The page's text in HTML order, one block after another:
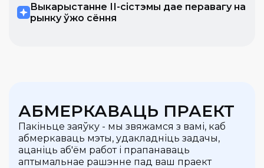
Выкарыстанне ІІ-сістэмы дае перавагу на
рынку ўжо сёння
АБМЕРКАВАЦЬ ПРАЕКТ
Пакіньце заяўку - мы звяжамся з вамі, каб
абмеркаваць мэты, удакладніць задачы,
ацаніць аб'ём работ і прапанаваць
аптымальнае рашэнне пад ваш праект